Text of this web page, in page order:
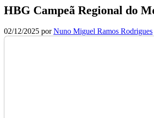
HBG Campeã Regional do
02/12/2025 porNuno Miguel Ramos Rodrigues